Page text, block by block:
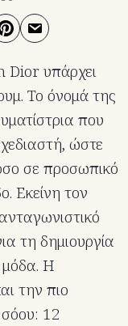
Dior υπάρχει
Το όνομά της
που
ώστε
σε προσωπικό
Εκείνη τον
τη δημιουργία
μόδα. Η
την πιο
12